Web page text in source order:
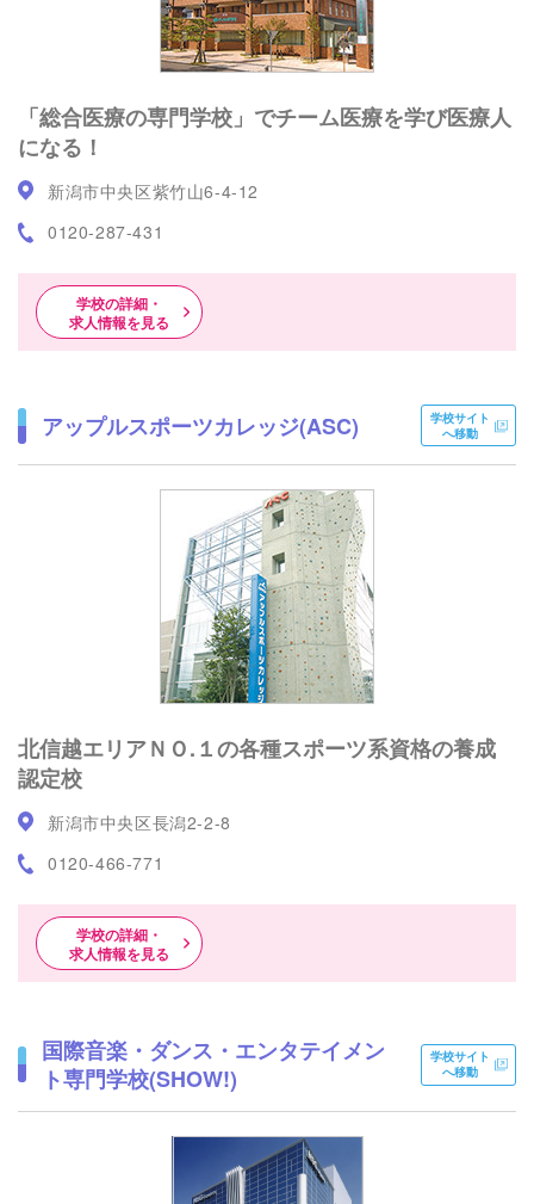
「総合医療の専門学校」でチーム医療を学び医療人
になる！
新潟市中央区紫竹山6-4-12
0120-287-431
学校の詳細・
求人情報を見る
アップルスポーツカレッジ(ASC)
学校サイト
へ移動
北信越エリアＮＯ.１の各種スポーツ系資格の養成
認定校
新潟市中央区長潟2-2-8
0120-466-771
学校の詳細・
求人情報を見る
国際音楽・ダンス・エンタテイメン
ト専門学校(SHOW!)
学校サイト
へ移動